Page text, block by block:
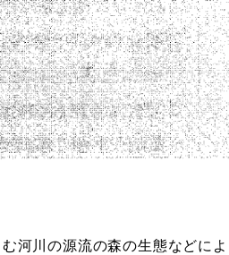
河川の源流の森の生態などに